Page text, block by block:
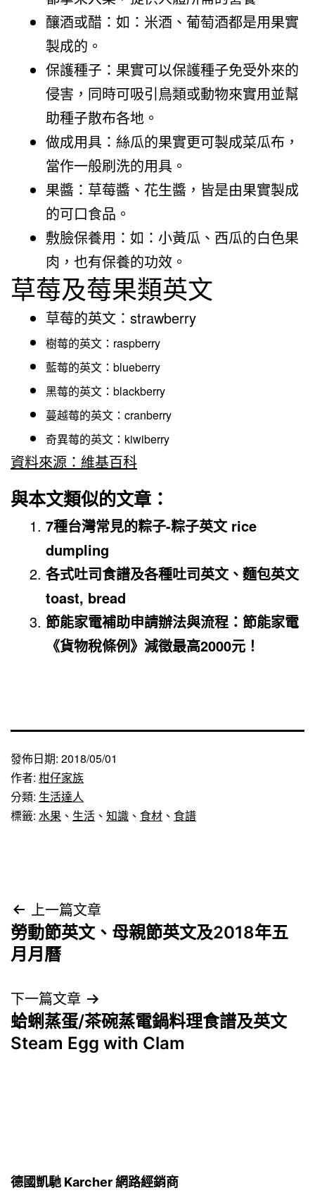
釀酒或醋：如：米酒、葡萄酒都是用果實
製成的。
保護種子：果實可以保護種子免受外來的
侵害，同時可吸引鳥類或動物來實用並幫
助種子散布各地。
做成用具：絲瓜的果實更可製成菜瓜布，
當作一般刷洗的用具。
果醬：草莓醬、花生醬，皆是由果實製成
的可口食品。
敷臉保養用：如：小黃瓜、西瓜的白色果
肉，也有保養的功效。
草莓及莓果類英文
草莓的英文：strawberry
樹莓的英文：raspberry
藍莓的英文：blueberry
黑莓的英文：blackberry
蔓越莓的英文：cranberry
奇異莓的英文：kiwiberry
資料來源：維基百科
與本文類似的文章：
7種台灣常見的粽子-粽子英文 rice
dumpling
各式吐司食譜及各種吐司英文、麵包英文
toast, bread
節能家電補助申請辦法與流程：節能家電
《貨物稅條例》減徵最高2000元！
發佈日期: 2018/05/01
作者: 柑仔家族
分類: 生活達人
標籤: 水果 、 生活 、 知識 、 食材 、 食譜
文
章
覽
上一篇文章
勞動節英文、母親節英文及2018年五
月月曆
下一篇文章
蛤蜊蒸蛋/茶碗蒸電鍋料理食譜及英文
Steam Egg with Clam
德國凱馳 Karcher 網路經銷商